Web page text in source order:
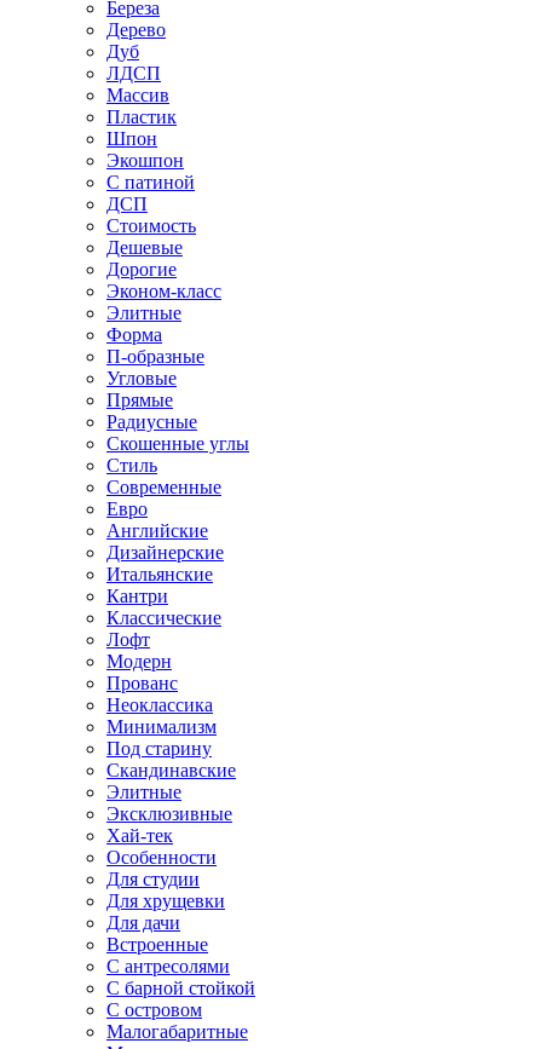
Береза
Дерево
Дуб
ЛДСП
Массив
Пластик
Шпон
Экошпон
С патиной
ДСП
Стоимость
Дешевые
Дорогие
Эконом-класс
Элитные
Форма
П-образные
Угловые
Прямые
Радиусные
Скошенные углы
Стиль
Современные
Евро
Английские
Дизайнерские
Итальянские
Кантри
Классические
Лофт
Модерн
Прованс
Неоклассика
Минимализм
Под старину
Скандинавские
Элитные
Эксклюзивные
Хай-тек
Особенности
Для студии
Для хрущевки
Для дачи
Встроенные
С антресолями
С барной стойкой
С островом
Малогабаритные